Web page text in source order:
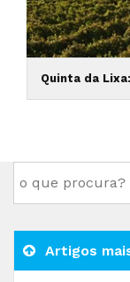
Quinta da
Artigos